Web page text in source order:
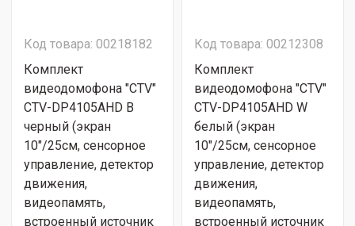
Код товара: 00218182
Комплект
видеодомофона "CTV"
CTV-DP4105AHD B
черный (экран
10"/25см, сенсорное
управление, детектор
движения,
видеопамять,
встроенный источник
Код товара: 00212308
Комплект
видеодомофона "CTV"
CTV-DP4105AHD W
белый (экран
10"/25см, сенсорное
управление, детектор
движения,
видеопамять,
встроенный источник